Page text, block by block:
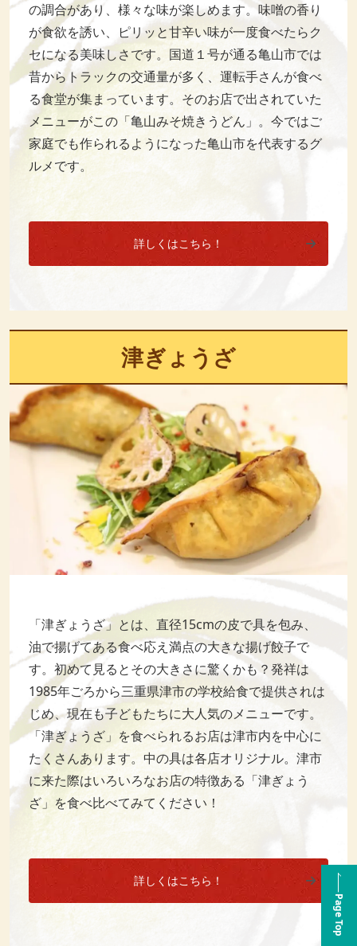
の調合があり、様々な味が楽しめます。味噌の香り
が食欲を誘い、ピリッと甘辛い味が一度食べたらク
セになる美味しさです。国道１号が通る亀山市では
昔からトラックの交通量が多く、運転手さんが食べ
る食堂が集まっています。そのお店で出されていた
メニューがこの「亀山みそ焼きうどん」。今ではご
家庭でも作られるようになった亀山市を代表するグ
ルメです。
詳しくはこちら！
津ぎょうざ
「津ぎょうざ」とは、直径15cmの皮で具を包み、
油で揚げてある食べ応え満点の大きな揚げ餃子で
す。初めて見るとその大きさに驚くかも？発祥は
1985年ごろから三重県津市の学校給食で提供されは
じめ、現在も子どもたちに大人気のメニューです。
「津ぎょうざ」を食べられるお店は津市内を中心に
たくさんあります。中の具は各店オリジナル。津市
に来た際はいろいろなお店の特徴ある「津ぎょう
ざ」を食べ比べてみてください！
詳しくはこちら！
Page Top